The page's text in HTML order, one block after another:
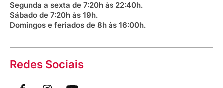
Segunda a sexta de 7:20h às 22:40h.
Sábado de 7:20h às 19h.
Domingos e feriados de 8h às 16:00h.
Redes Sociais